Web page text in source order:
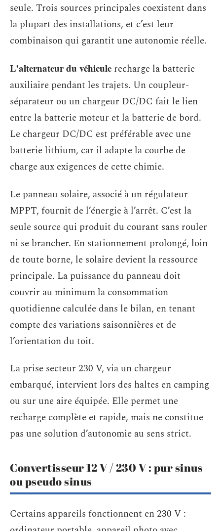
seule. Trois sources principales coexistent dans
la plupart des installations, et c’est leur
combinaison qui garantit une autonomie réelle.
L’alternateur du véhicule recharge la batterie
auxiliaire pendant les trajets. Un coupleur-
séparateur ou un chargeur DC/DC fait le lien
entre la batterie moteur et la batterie de bord.
Le chargeur DC/DC est préférable avec une
batterie lithium, car il adapte la courbe de
charge aux exigences de cette chimie.
Le panneau solaire, associé à un régulateur
MPPT, fournit de l’énergie à l’arrêt. C’est la
seule source qui produit du courant sans rouler
ni se brancher. En stationnement prolongé, loin
de toute borne, le solaire devient la ressource
principale. La puissance du panneau doit
couvrir au minimum la consommation
quotidienne calculée dans le bilan, en tenant
compte des variations saisonnières et de
l’orientation du toit.
La prise secteur 230 V, via un chargeur
embarqué, intervient lors des haltes en camping
ou sur une aire équipée. Elle permet une
recharge complète et rapide, mais ne constitue
pas une solution d’autonomie au sens strict.
Convertisseur 12 V / 230 V : pur sinus
ou pseudo sinus
Certains appareils fonctionnent en 230 V :